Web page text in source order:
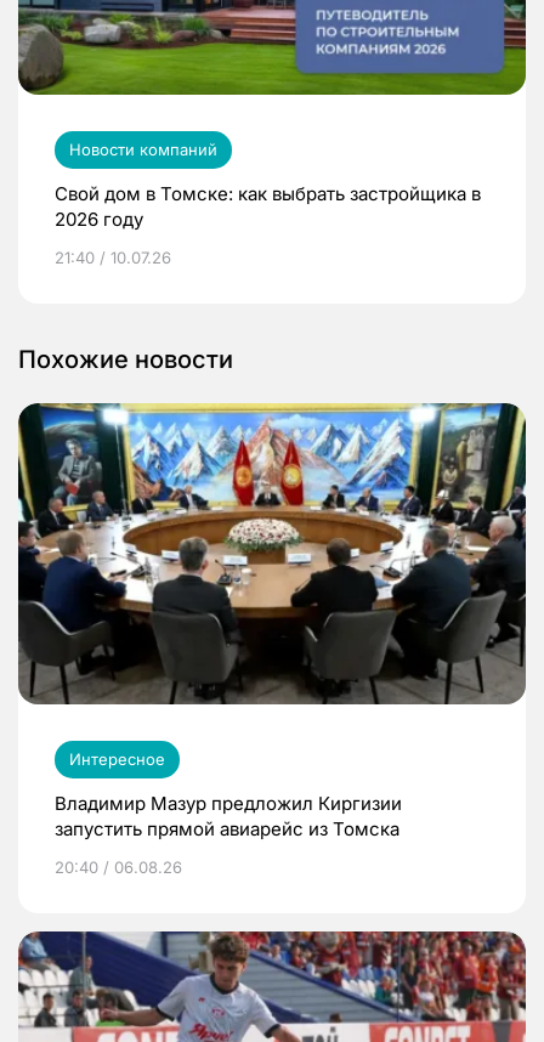
Новости компаний
Свой дом в Томске: как выбрать застройщика в
2026 году
21:40 / 10.07.26
Похожие новости
Интересное
Владимир Мазур предложил Киргизии
запустить прямой авиарейс из Томска
20:40 / 06.08.26